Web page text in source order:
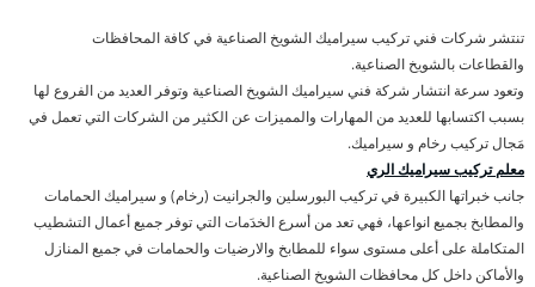
تنتشر شركات فني تركيب سيراميك الشويخ الصناعية في كافة المحافظات
والقطاعات بالشويخ الصناعية.
وتعود سرعة انتشار شركة فني سيراميك الشويخ الصناعية وتوفر العديد من الفروع لها
بسبب اكتسابها للعديد من المهارات والمميزات عن الكثير من الشركات التي تعمل في
مَجال تركيب رخام و سيراميك.
معلم تركيب سيراميك الري
جانب خبراتها الكبيرة في تركيب البورسلين والجرانيت (رخام) و سيراميك الحمامات
والمطابخ بجميع انواعها، فهي تعد من أسرع الخدَمات التي توفر جميع أعمال التشطيب
المتكاملة على أعلى مستوى سواء للمطابخ والارضيات والحمامات في جميع المنازل
والأماكن داخل كل محافظات الشويخ الصناعية.